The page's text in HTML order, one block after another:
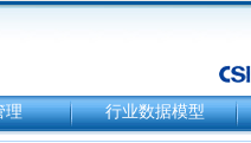
理 行业数据模型